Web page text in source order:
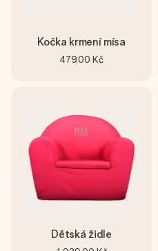
Kočka krmení mísa
479,00 Kč
Dětská židle